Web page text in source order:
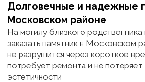
Долговечные и надежные
Московском районе
На могилу близкого
заказать памятник в Московском
не разрушится через короткое
потребует ремонта и не потеряет
эстетичности.